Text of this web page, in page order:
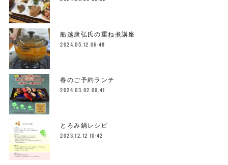
船越康弘氏の重ね煮講座
2024.05.12 06:48
春のご予約ランチ
2024.03.02 09:41
とろみ鍋レシピ
2023.12.12 10:42